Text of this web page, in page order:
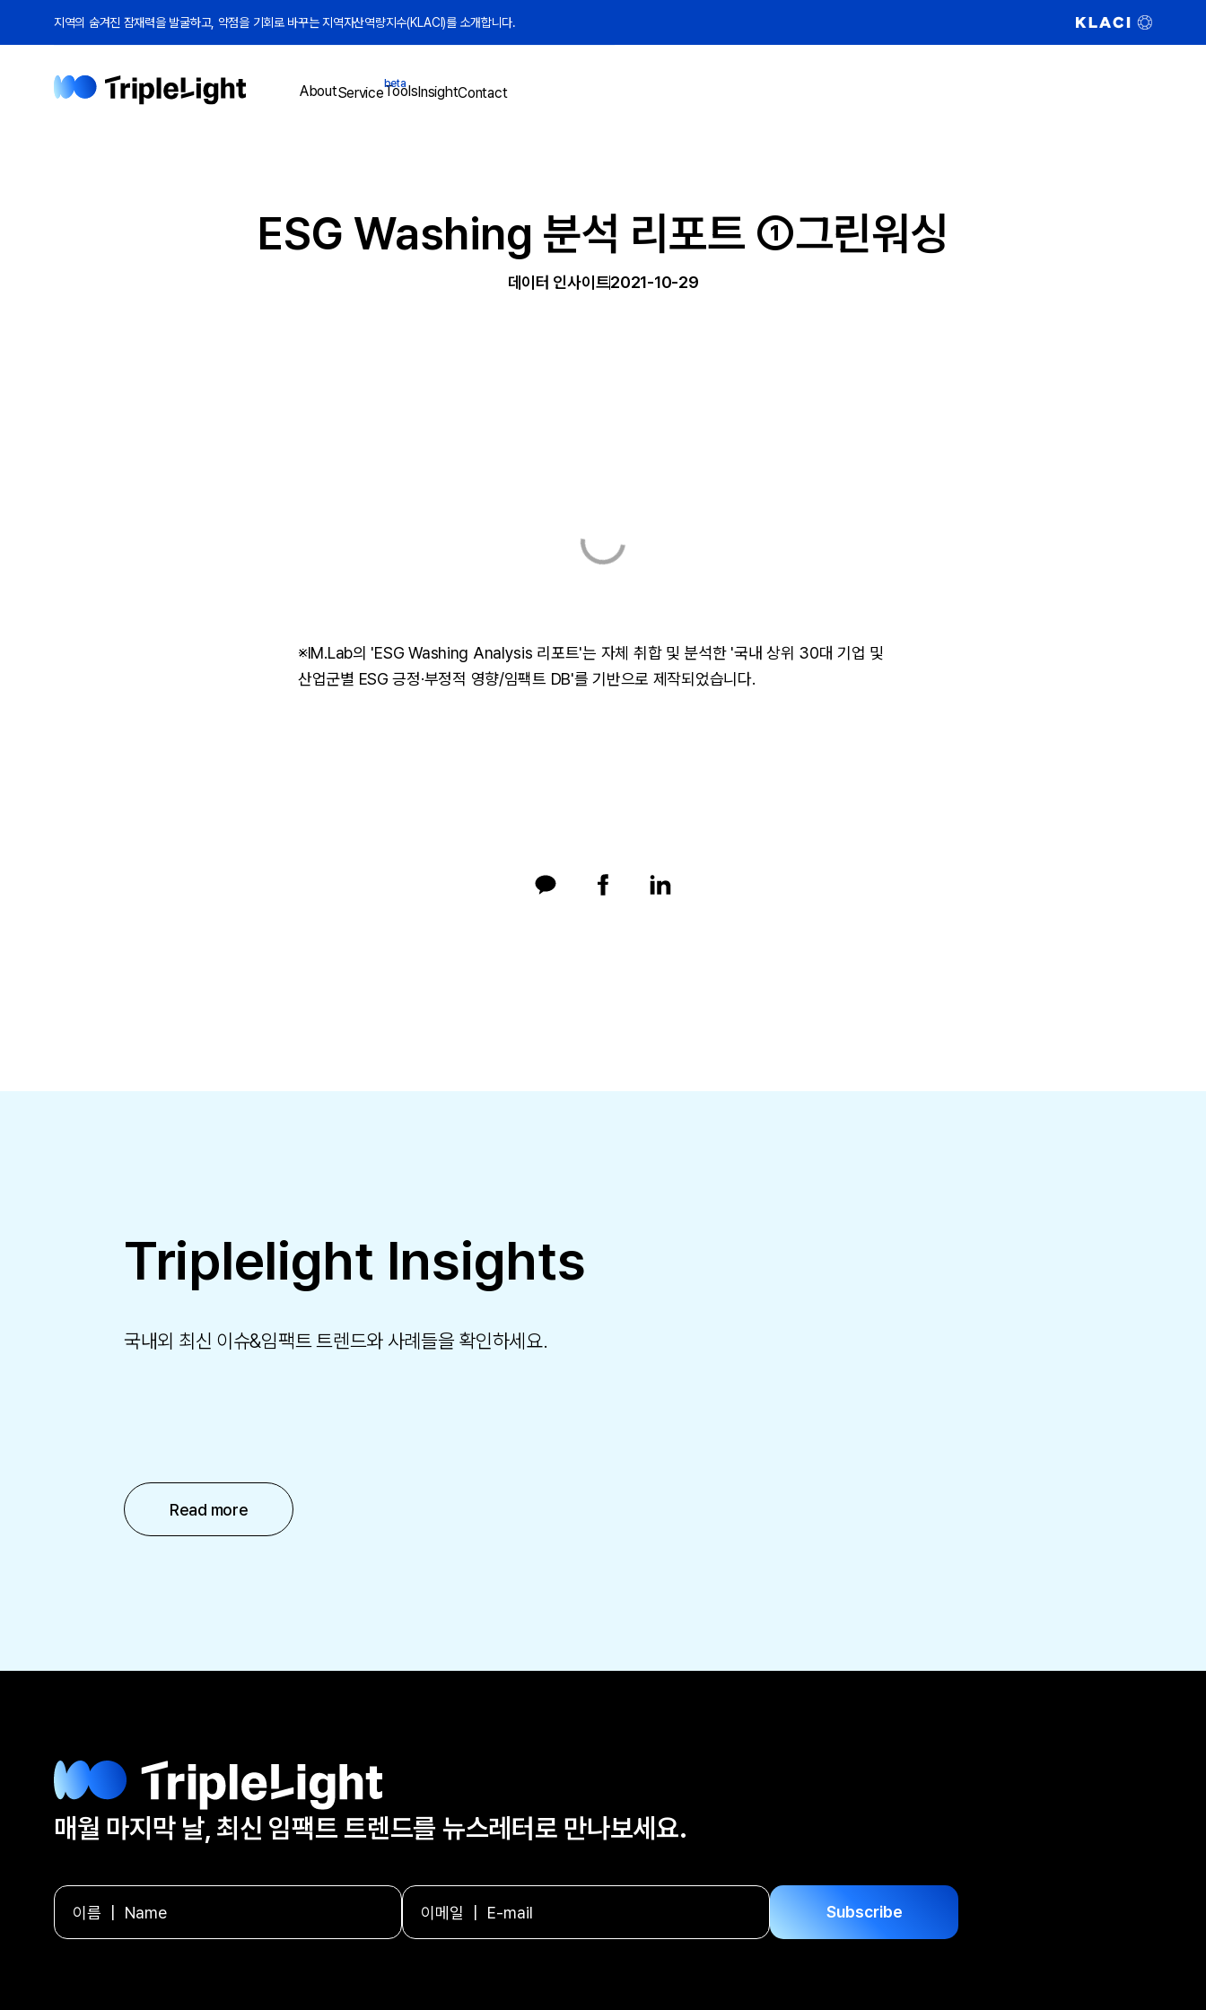
지역의 숨겨진 잠재력을 발굴하고, 약점을 기회로 바꾸는 지역자산역량지수(KLACI)를 소개합니다.
AboutService
beta
ToolsInsightContact
ESG Washing 분석 리포트 ①그린워싱
데이터 인사이트2021-10-29
※IM.Lab의 'ESG Washing Analysis 리포트'는 자체 취합 및 분석한 '국내 상위 30대 기업 및
산업군별 ESG 긍정·부정적 영향/임팩트 DB'를 기반으로 제작되었습니다.
Triplelight Insights
국내외 최신 이슈&임팩트 트렌드와 사례들을 확인하세요.
Read more
매월 마지막 날, 최신 임팩트 트렌드를 뉴스레터로 만나보세요.